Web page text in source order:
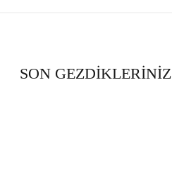
SON GEZDİKLERİNİZ